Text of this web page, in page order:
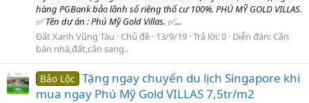
hàng PGBank bảo lãnh sổ riêng thổ cư 100%. PHÚ MỸ GOLD VILLAS.
✅ Tên dự án : Phú Mỹ Gold Villas. ✅...
Đất Xanh Vũng Tàu
Chủ đề 13/9/19 Trả lời: 0 Diễn đàn: Cần
bán nhà,đất,cần sang..
Bảo Lộc Tặng ngay chuyến du lịch Singapore khi
mua ngay Phú Mỹ Gold VILLAS 7,5tr/m2